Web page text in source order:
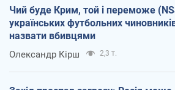
Чий буде Крим, той і переможе
українських футбольних
назвати вбивцями
Олександр Кірш 2,3 т.